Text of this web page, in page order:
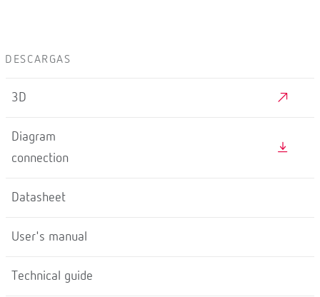
DESCARGAS
3D
Diagram
connection
Datasheet
User's manual
Technical guide